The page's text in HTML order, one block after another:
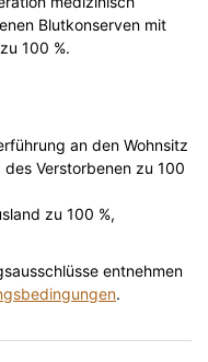
Blutkonserven mit
100 %.
an den Wohnsitz
Verstorbenen zu 100
zu 100 %,
entnehmen
.